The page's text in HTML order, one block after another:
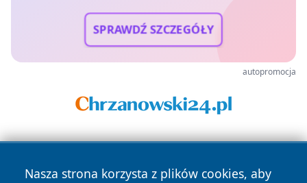
SPRAWDŹ SZCZEGÓŁY
autopromocja
Nasza strona korzysta z plików cookies, aby